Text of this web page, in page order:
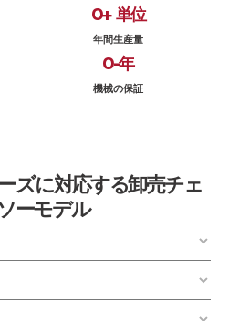
年間生産量
0+ 単位
機械の保証
0-年
ズに対応する卸売チェ
ーモデル